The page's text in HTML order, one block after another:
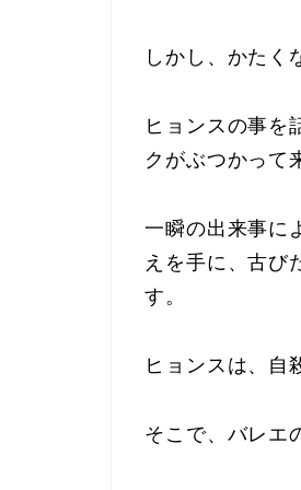
しかし、かたく
ヒョンスの事を
クがぶつかって
一瞬の出来事に
えを手に、古び
す。
ヒョンスは、自
そこで、バレエ